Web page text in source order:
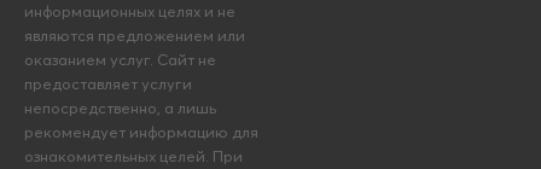
информационных целях и не
являются предложением или
оказанием услуг. Сайт не
предоставляет услуги
непосредственно, а лишь
рекомендует информацию для
ознакомительных целей. При